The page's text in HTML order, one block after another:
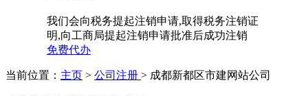
我们会向税务提起注销申请,取得税务注销证
明,向工商局提起注销申请批准后成功注销
免费代办
当前位置： 主页 > 公司注册 > 成都新都区市建网站公司